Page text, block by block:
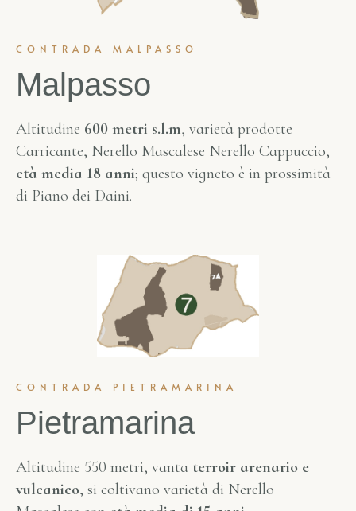
CONTRADA MALPASSO
Malpasso
Altitudine 600 metri s.l.m, varietà prodotte
Carricante, Nerello Mascalese Nerello Cappuccio,
età media 18 anni; questo vigneto è in prossimità
di Piano dei Daini.
CONTRADA PIETRAMARINA
Pietramarina
Altitudine 550 metri, vanta terroir arenario e
vulcanico, si coltivano varietà di Nerello